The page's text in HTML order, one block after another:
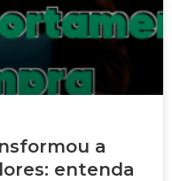
a
entenda